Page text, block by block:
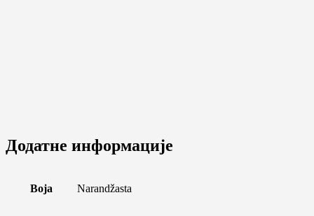
Додатне информације
Boja Narandžasta